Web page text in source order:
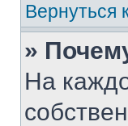
Вернуться
»
На